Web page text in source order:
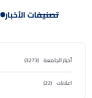
تصنيفات الأخبار
أخبار الجامعة (3273)
اعلانات (22)